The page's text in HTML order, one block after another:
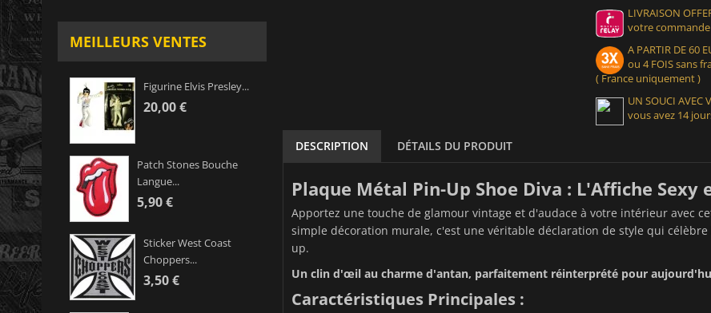
MEILLEURS VENTES
Figurine Elvis Presley...
20,00 €
Patch Stones Bouche
Langue...
5,90 €
Sticker West Coast
Choppers...
3,50 €
LIVRAISON
votre
A PARTIR DE 60
ou 4 FOIS sans
( France uniquement )
UN SOUCI AVEC
vous avez 14
DESCRIPTION DÉTAILS DU PRODUIT
Plaque Métal Pin-Up Shoe Diva : L'Affiche
Apportez une touche de glamour vintage et d'audace à votre intérieur avec
simple décoration murale, c'est une véritable déclaration de style qui
up.
Un clin d'œil au charme d'antan, parfaitement réinterprété pour
Caractéristiques Principales :